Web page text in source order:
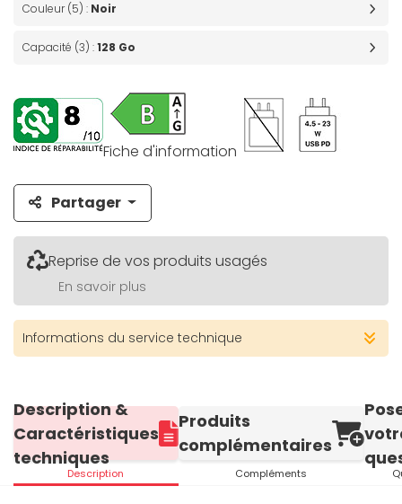
Couleur (5) : Noir
Capacité (3) :128 Go
Fiche d'information
Partager
Reprise de vos produits usagés
En savoir plus
Informations du service technique
Description &
Caractéristiques
techniques
Description
Produits
complémentaires
Compléments